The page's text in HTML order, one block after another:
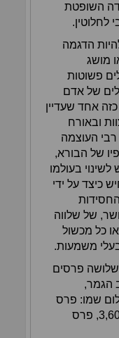
השופטת
לחלוטין.
הדגמה
מושג
פשוטות
של אדם
אחד שעדיין
ובאורח
העוצמה
של הבורא,
בעולמו
כיצד על ידי
של שלווה
כל מכשול
משמעות.
שלושה פרסים
הגמר,
שמו: פרס
ראשון – 10,000$, פרס שני – 3,600$, פרס